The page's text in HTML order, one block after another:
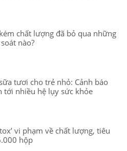
chất lượng đã bỏ qua những
nào?
tươi cho trẻ nhỏ: Cảnh báo
tới nhiều hệ lụy sức khỏe
vi phạm về chất lượng, tiêu
hộp